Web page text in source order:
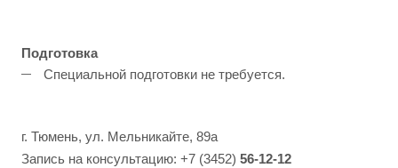
Подготовка
Специальной подготовки не требуется.
г. Тюмень, ул. Мельникайте, 89а
Запись на консультацию: +7 (3452) 56-12-12